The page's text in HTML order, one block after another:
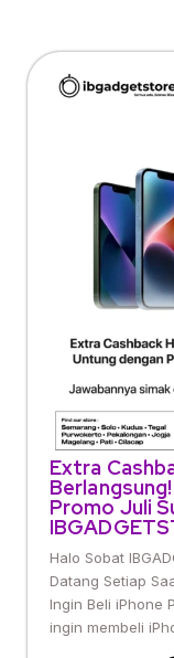
Extra
Promo Juli
Halo Sobat
Datang Setiap
Ingin Beli iPhone
ingin membeli